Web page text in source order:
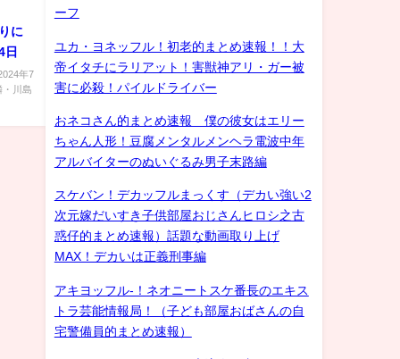
に
日
年7
川島
ーフ
ユカ・ヨネッフル！初老的まとめ速報！！大
帝イタチにラリアット！害獣神アリ・ガー被
害に必殺！パイルドライバー
おネコさん的まとめ速報 僕の彼女はエリー
ちゃん人形！豆腐メンタルメンヘラ電波中年
アルバイターのぬいぐるみ男子末路編
スケバン！デカッフルまっくす（デカい強い2
次元嫁だいすき子供部屋おじさんヒロシ之古
惑仔的まとめ速報）話題な動画取り上げ
MAX！デカいは正義刑事編
アキヨッフル-！ネオニートスケ番長のエキス
トラ芸能情報局！（子ども部屋おばさんの自
宅警備員的まとめ速報）